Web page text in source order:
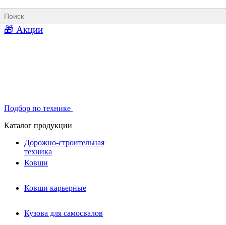
Ковши для фронтальных погрузчиков
Гидравлическое навесное
оборудование
🎁 Акции
Подбор по технике
Каталог продукции
Дорожно-строительная
техника
Ковши
Ковши карьерные
Кузова для самосвалов